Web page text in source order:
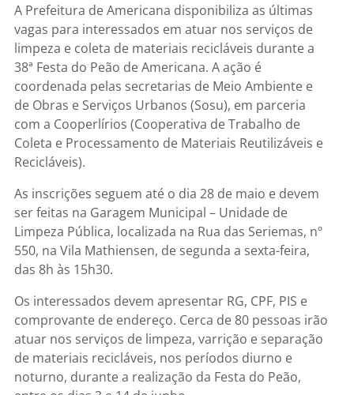
A Prefeitura de Americana disponibiliza as últimas
vagas para interessados em atuar nos serviços de
limpeza e coleta de materiais recicláveis durante a
38ª Festa do Peão de Americana. A ação é
coordenada pelas secretarias de Meio Ambiente e
de Obras e Serviços Urbanos (Sosu), em parceria
com a Cooperlírios (Cooperativa de Trabalho de
Coleta e Processamento de Materiais Reutilizáveis e
Recicláveis).
As inscrições seguem até o dia 28 de maio e devem
ser feitas na Garagem Municipal – Unidade de
Limpeza Pública, localizada na Rua das Seriemas, nº
550, na Vila Mathiensen, de segunda a sexta-feira,
das 8h às 15h30.
Os interessados devem apresentar RG, CPF, PIS e
comprovante de endereço. Cerca de 80 pessoas irão
atuar nos serviços de limpeza, varrição e separação
de materiais recicláveis, nos períodos diurno e
noturno, durante a realização da Festa do Peão,